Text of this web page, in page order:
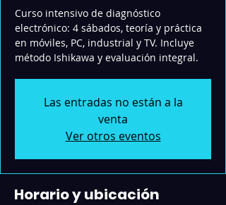
Curso intensivo de diagnóstico
electrónico: 4 sábados, teoría y práctica
en móviles, PC, industrial y TV. Incluye
método Ishikawa y evaluación integral.
Las entradas no están a la
venta
Ver otros eventos
Horario y ubicación